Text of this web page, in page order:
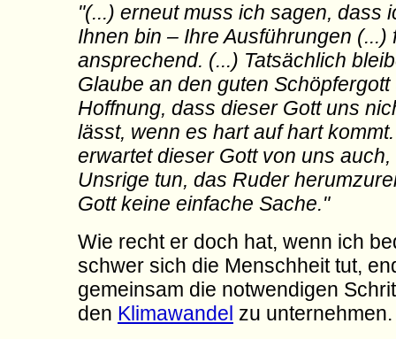
"(...) erneut muss ich sagen, dass
Ihnen bin – Ihre Ausführungen (...)
ansprechend. (...) Tatsächlich
Glaube an den guten Schöpfergott
Hoffnung, dass dieser Gott uns
lässt, wenn es hart auf hart
erwartet dieser Gott von uns
Unsrige tun, das Ruder
Gott keine einfache Sache."
Wie recht er doch hat, wenn ich
schwer sich die Menschheit tut,
gemeinsam die notwendigen
den Klimawandel zu unternehmen.